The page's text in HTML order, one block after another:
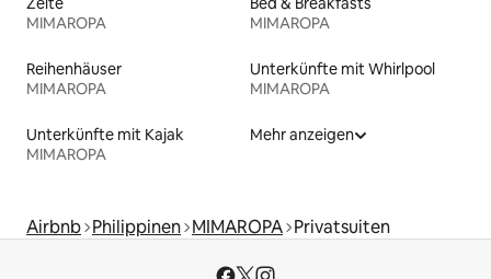
MIMAROPA
MIMAROPA
Reihenhäuser
MIMAROPA
Unterkünfte mit Whirlpool
MIMAROPA
Unterkünfte mit Kajak
MIMAROPA
Mehr anzeigen
Airbnb Philippinen MIMAROPA Privatsuiten